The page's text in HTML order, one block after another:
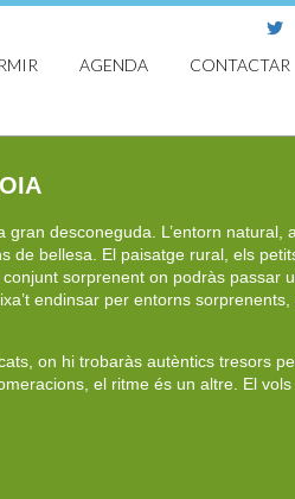
AGENDA CONTACTAR
gran desconeguda. L’entorn natural,
de bellesa. El paisatge rural, els
sorprenent on podràs passar
endinsar per entorns sorprenents,
on hi trobaràs autèntics tresors
el ritme és un altre. El